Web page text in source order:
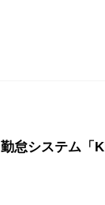
勤怠システム「